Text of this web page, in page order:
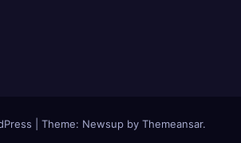
Theme: Newsupby Themeansar.